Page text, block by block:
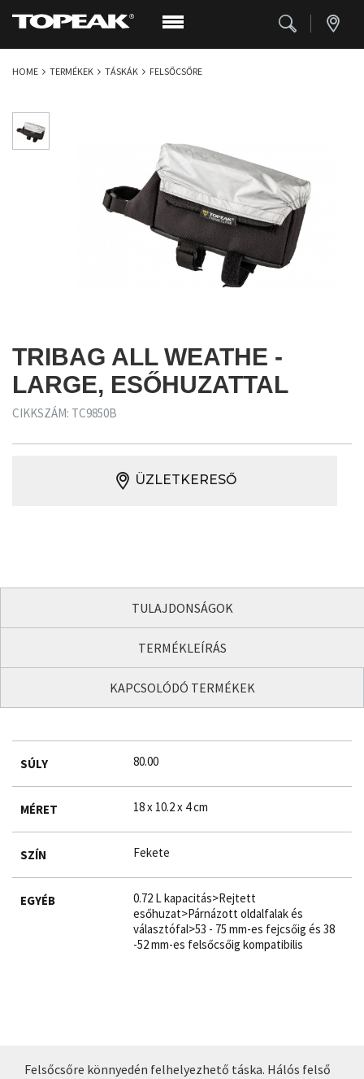
HOME TERMÉKEK TÁSKÁK FELSŐCSŐRE
TRIBAG ALL WEATHE -
LARGE, ESŐHUZATTAL
CIKKSZÁM: TC9850B
ÜZLETKERESŐ
TULAJDONSÁGOK
TERMÉKLEÍRÁS
KAPCSOLÓDÓ TERMÉKEK
SÚLY 80.00
MÉRET 18 x 10.2 x 4 cm
SZÍN Fekete
EGYÉB
0.72 L kapacitás>Rejtett
esőhuzat>Párnázott oldalfalak és
választófal>53 - 75 mm-es fejcsőig és 38
-52 mm-es felsőcsőig kompatibilis
Felsőcsőre könnyedén felhelyezhető táska. Hálós felső